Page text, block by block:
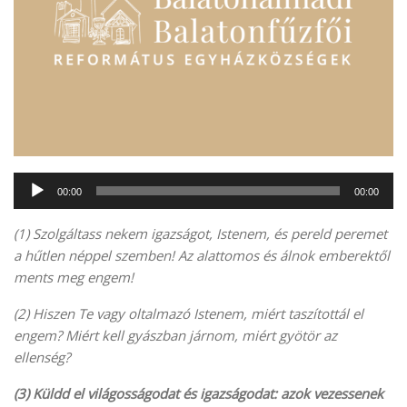
Audió
00:00 00:00
(1)Szolgáltass nekem igazságot, Istenem, és pereld peremet
a hűtlen néppel szemben! Az alattomos és álnok emberektől
ments meg engem!
(2) Hiszen Te vagy oltalmazó Istenem, miért taszítottál el
engem? Miért kell gyászban járnom, miért gyötör az
ellenség?
(3) Küldd el világosságodat és igazságodat: azok vezessenek